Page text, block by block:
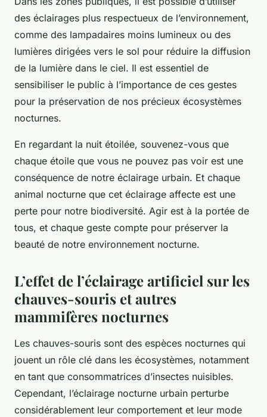
des éclairages plus respectueux de l’environnement,
comme des lampadaires moins lumineux ou des
lumières dirigées vers le sol pour réduire la diffusion
de la lumière dans le ciel. Il est essentiel de
sensibiliser le public à l’importance de ces gestes
pour la préservation de nos précieux écosystèmes
nocturnes.
En regardant la nuit étoilée, souvenez-vous que
chaque étoile que vous ne pouvez pas voir est une
conséquence de notre éclairage urbain. Et chaque
animal nocturne que cet éclairage affecte est une
perte pour notre biodiversité. Agir est à la portée de
tous, et chaque geste compte pour préserver la
beauté de notre environnement nocturne.
L’effet de l’éclairage artificiel sur les
chauves-souris et autres
mammifères nocturnes
Les chauves-souris sont des espèces nocturnes qui
jouent un rôle clé dans les écosystèmes, notamment
en tant que consommatrices d’insectes nuisibles.
Cependant, l’éclairage nocturne urbain perturbe
considérablement leur comportement et leur mode